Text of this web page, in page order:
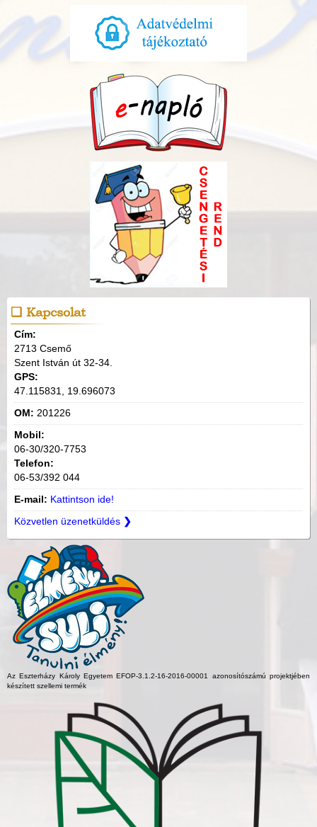
Kapcsolat
Cím:
2713 Csemő
Szent István út 32-34.
GPS:
47.115831, 19.696073
OM: 201226
Mobil:
06-30/320-7753
Telefon:
06-53/392 044
E-mail: Kattintson ide!
Közvetlen üzenetküldés ❯
Az Eszterházy Károly Egyetem EFOP-3.1.2-16-2016-00001 azonosítószámú projektjében
készített szellemi termék